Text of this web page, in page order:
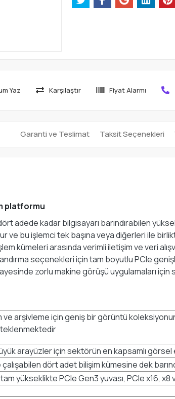
Yaz Karşılaştır Fiyat Alarmı
Garanti ve Teslimat Taksit Seçenekleri
platformu
adede kadar bilgisayarı barındırabilen
bu işlemci tek başına veya diğerleri ile
kümeleri arasında verimli iletişim ve veri
seçenekleri için tam boyutlu PCIe
zorlu makine görüşü uygulamaları için
arşivleme için geniş bir görüntü
arayüzler için sektörün en kapsamlı
dört adet bilişim kümesine dek
yükseklikte PCIe Gen3 yuvası, PCIe x16,